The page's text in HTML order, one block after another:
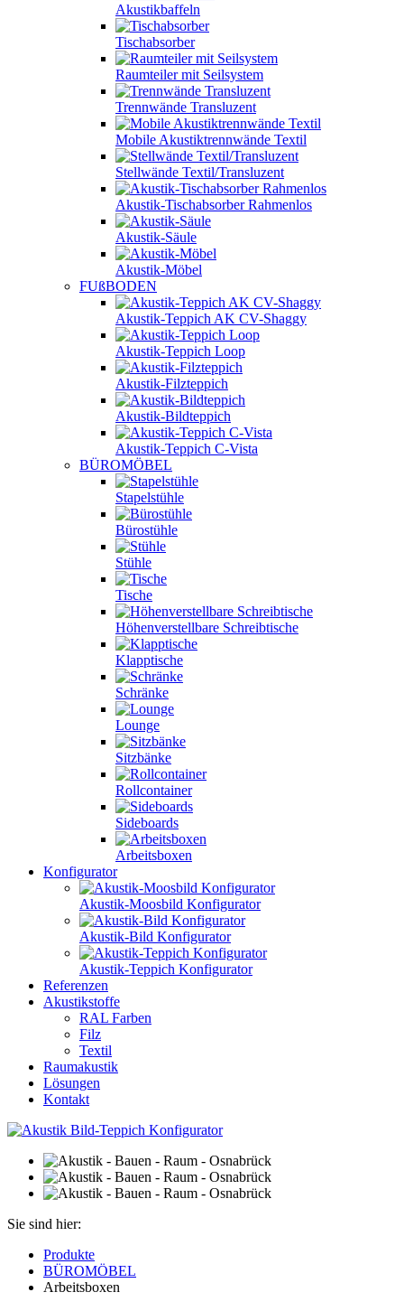
Akustikbaffeln
Tischabsorber
Raumteiler mit Seilsystem
Trennwände Transluzent
Mobile Akustiktrennwände Textil
Stellwände Textil/Transluzent
Akustik-Tischabsorber Rahmenlos
Akustik-Säule
Akustik-Möbel
FUßBODEN
Akustik-Teppich AK CV-Shaggy
Akustik-Teppich Loop
Akustik-Filzteppich
Akustik-Bildteppich
Akustik-Teppich C-Vista
BÜROMÖBEL
Stapelstühle
Bürostühle
Stühle
Tische
Höhenverstellbare Schreibtische
Klapptische
Schränke
Lounge
Sitzbänke
Rollcontainer
Sideboards
Arbeitsboxen
Konfigurator
Akustik-Moosbild Konfigurator
Akustik-Bild Konfigurator
Akustik-Teppich Konfigurator
Referenzen
Akustikstoffe
RAL Farben
Filz
Textil
Raumakustik
Lösungen
Kontakt
Sie sind hier:
Produkte
BÜROMÖBEL
Arbeitsboxen